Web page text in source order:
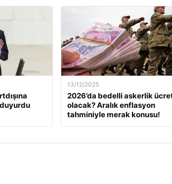
duyurdu
13/12/2025
2026’da bedelli askerlik
olacak? Aralık enflasyon
tahminiyle merak konusu!